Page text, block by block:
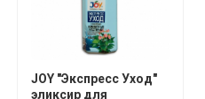
JOY "Экспресс Уход"
эликсир для